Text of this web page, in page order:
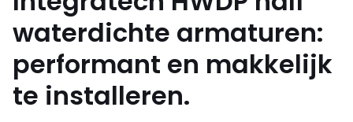
waterdichte armaturen:
performant en makkelijk
te installeren.